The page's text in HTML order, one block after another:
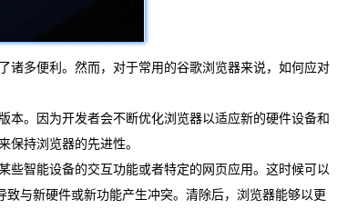
诸多便利。然而，对于常用的谷歌浏览器来说，如何应对
本。因为开发者会不断优化浏览器以适应新的硬件设备和
保持浏览器的先进性。
些智能设备的交互功能或者特定的网页应用。这时候可以
与新硬件或新功能产生冲突。清除后，浏览器能够以更